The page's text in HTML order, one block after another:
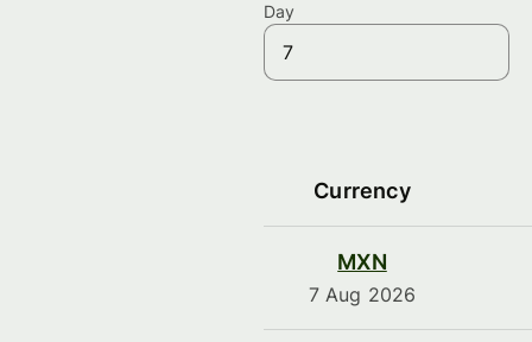
Day
Currency
MXN
7 Aug 2026